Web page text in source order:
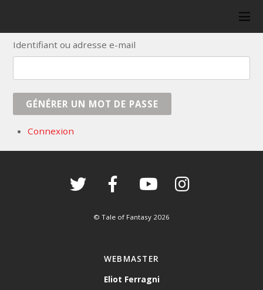
Identifiant ou adresse e-mail
GÉNÉRER UN MOT DE PASSE
Connexion
© Tale of Fantasy 2026
WEBMASTER
Eliot Ferragni